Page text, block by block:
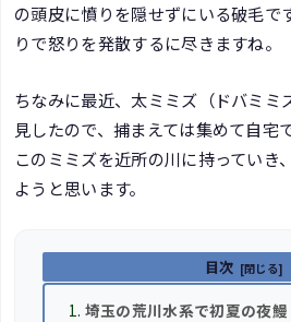
の頭皮に憤りを隠せずにいる破毛で
りで怒りを発散するに尽きますね。
ちなみに最近、太ミミズ（ドバミミ
見したので、捕まえては集めて自宅
このミミズを近所の川に持っていき
ようと思います。
目次
埼玉の荒川水系で初夏の夜